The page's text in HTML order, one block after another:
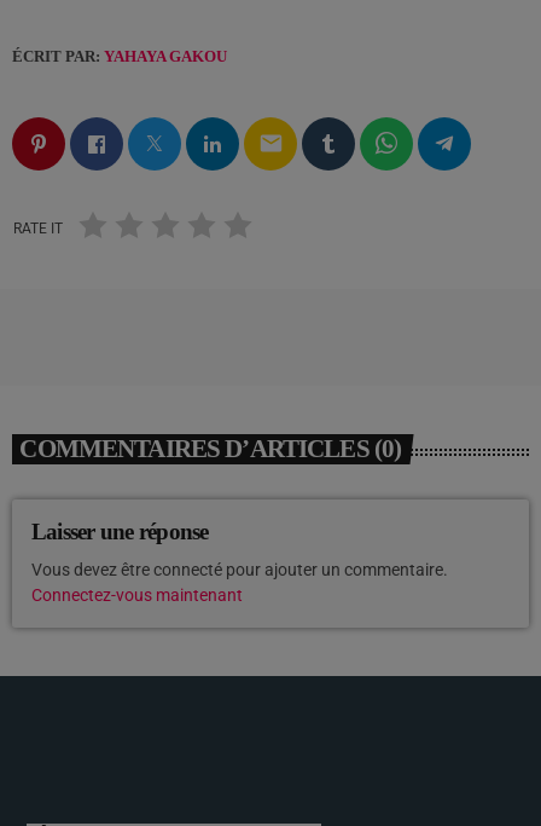
ÉCRIT PAR: YAHAYA GAKOU
email
RATE IT
COMMENTAIRES D’ARTICLES (0)
Laisser une réponse
Vous devez être connecté pour ajouter un commentaire.
Connectez-vous maintenant